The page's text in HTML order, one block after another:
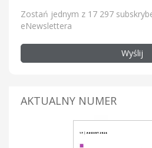
Zostań jednym z 17 297
eNewslettera
Wyślij
AKTUALNY NUMER